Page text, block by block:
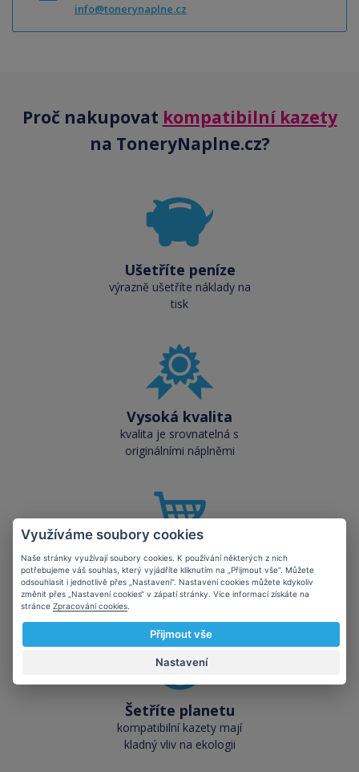
info@tonerynaplne.cz
Proč nakupovat kompatibilní kazety
na ToneryNaplne.cz?
Ušetříte peníze
výrazně ušetříte náklady na
tisk
Vysoká kvalita
kvalita je srovnatelná s
originálními náplněmi
Skladem téměř vše
přes 50 000 skladových
zásob pro okamžitý odběr
Šetříte planetu
kompatibilní kazety mají
kladný vliv na ekologii
Využíváme soubory cookies
Naše stránky využívají soubory cookies. K používání některých z nich
potřebujeme váš souhlas, který vyjádříte kliknutím na „Přijmout vše“. Můžete
odsouhlasit i jednotlivě přes „Nastavení“. Nastavení cookies můžete kdykoliv
změnit přes „Nastavení cookies“ v zápatí stránky. Více informací získáte na
stránce Zpracování cookies
Přijmout vše
Nastavení